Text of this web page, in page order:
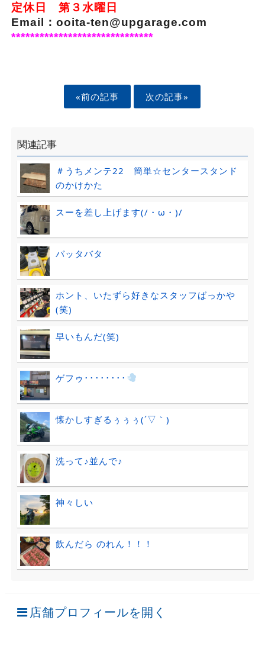
定休日 第３水曜日
Email：ooita-ten@upgarage.com
******************************
«前の記事 次の記事»
関連記事
＃うちメンテ22 簡単☆センタースタンド
のかけかた
スーを差し上げます(/・ω・)/
バッタバタ
ホント、いたずら好きなスタッフばっかや
(笑)
早いもんだ(笑)
ゲフゥ････････
懐かしすぎるぅぅぅ(´▽｀)
洗って♪並んで♪
神々しい
飲んだら のれん！！！
店舗プロフィールを開く